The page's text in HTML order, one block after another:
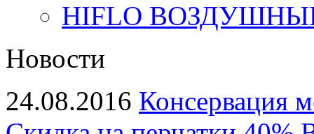
HIFLO
Новости
24.08.2016 Консервация